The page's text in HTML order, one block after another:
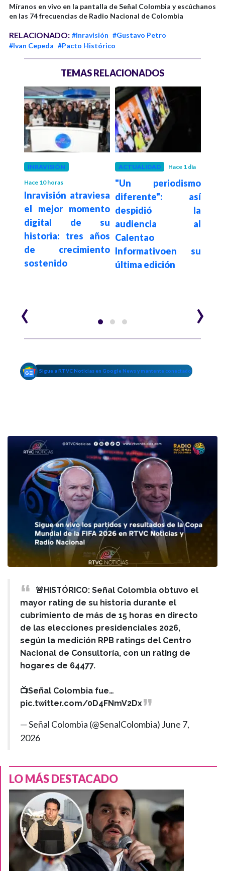
Míranos en vivo en la pantalla de Señal Colombia y escúchanos
en las 74 frecuencias de Radio Nacional de Colombia
RELACIONADO: #Inravisión #Gustavo Petro
#Ivan Cepeda #Pacto Histórico
TEMAS RELACIONADOS
INRAVISIÓN
Hace 10 horas
Inravisión atraviesa
el mejor momento
digital de su
historia: tres años
de crecimiento
sostenido
ACTUALIDAD Hace 1 día
"Un periodismo
diferente": así
despidió la
audiencia al
Calentao
Informativoen su
última edición
‹ ›
Sigue a RTVC Noticias en Google News y mantente conectado
🚨HISTÓRICO: Señal Colombia obtuvo el
mayor rating de su historia durante el
cubrimiento de más de 15 horas en directo
de las elecciones presidenciales 2026,
según la medición RPB ratings del Centro
Nacional de Consultoría, con un rating de
hogares de 64477.
📺Señal Colombia fue…
pic.twitter.com/0D4FNmV2Dx
— Señal Colombia (@SenalColombia) June 7,
2026
LO MÁS DESTACADO